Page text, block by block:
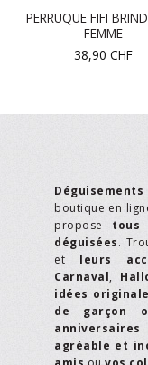
PERRUQUE FIFI
FEMME
38,90 CHF
boutique en
propose tous
déguisées.
et leurs
Carnaval,
idées
de garçon
anniversaires
agréable et